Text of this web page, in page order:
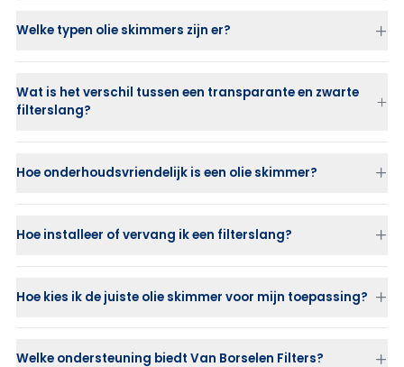
Verlengt de levensduur van koel- en procesvloeistoffen
Vermindert afvalwaterkosten
Welke typen olie skimmers zijn er?
Wat is het verschil tussen een transparante en zwarte
filterslang?
Hoe onderhoudsvriendelijk is een olie skimmer?
Hoe installeer of vervang ik een filterslang?
Hoe kies ik de juiste olie skimmer voor mijn toepassing?
Welke ondersteuning biedt Van Borselen Filters?